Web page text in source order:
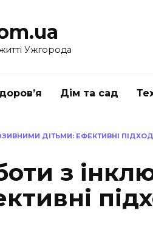
Ужгорода
Дім та сад
ДІТЬМИ: ЕФЕКТИВНІ
з